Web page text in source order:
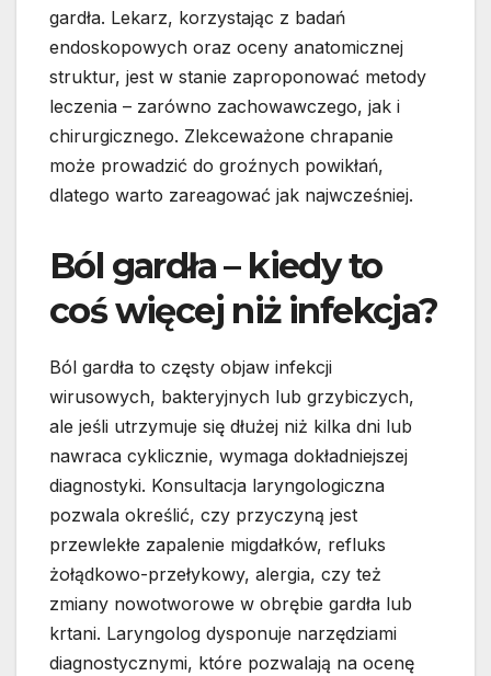
gardła. Lekarz, korzystając z badań
endoskopowych oraz oceny anatomicznej
struktur, jest w stanie zaproponować metody
leczenia – zarówno zachowawczego, jak i
chirurgicznego. Zlekceważone chrapanie
może prowadzić do groźnych powikłań,
dlatego warto zareagować jak najwcześniej.
Ból gardła – kiedy to
coś więcej niż infekcja?
Ból gardła to częsty objaw infekcji
wirusowych, bakteryjnych lub grzybiczych,
ale jeśli utrzymuje się dłużej niż kilka dni lub
nawraca cyklicznie, wymaga dokładniejszej
diagnostyki. Konsultacja laryngologiczna
pozwala określić, czy przyczyną jest
przewlekłe zapalenie migdałków, refluks
żołądkowo-przełykowy, alergia, czy też
zmiany nowotworowe w obrębie gardła lub
krtani. Laryngolog dysponuje narzędziami
diagnostycznymi, które pozwalają na ocenę